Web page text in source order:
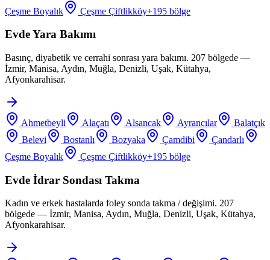
Çeşme Boyalık
Çeşme Çiftlikköy+195 bölge
Evde Yara Bakımı
Basınç, diyabetik ve cerrahi sonrası yara bakımı. 207 bölgede —
İzmir, Manisa, Aydın, Muğla, Denizli, Uşak, Kütahya,
Afyonkarahisar.
Ahmetbeyli Alaçatı Alsancak Ayrancılar
Balatçık
Belevi
Bostanlı Bozyaka Çamdibi
Çandarlı
Çeşme Boyalık
Çeşme Çiftlikköy+195 bölge
Evde İdrar Sondası Takma
Kadın ve erkek hastalarda foley sonda takma / değişimi. 207
bölgede — İzmir, Manisa, Aydın, Muğla, Denizli, Uşak, Kütahya,
Afyonkarahisar.